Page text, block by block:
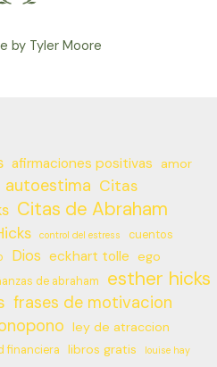
by Tyler Moore
afirmaciones positivas
amor
autoestima Citas
Citas de Abraham
control del estress cuentos
Dios eckhart tolle ego
de abraham esther hicks
frases de motivacion
ley de atraccion
financiera libros gratis louise hay